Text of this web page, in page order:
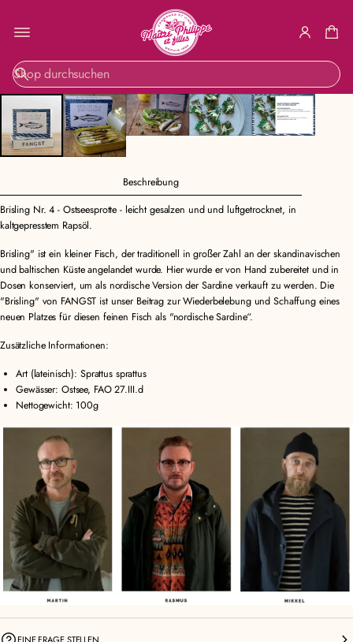
S
u
c
h
e
ZUR
PRODUKTINF
ORMATION
SPRINGEN
Beschreibung
Brisling Nr. 4 - Ostseesprotte - leicht gesalzen und und luftgetrocknet, in
kaltgepresstem Rapsöl.
Brisling" ist ein kleiner Fisch, der traditionell in großer Zahl an der skandinavischen
und baltischen Küste angelandet wurde. Hier wurde er von Hand zubereitet und in
Dosen konserviert, um als nordische Version der Sardine verkauft zu werden. Die
"Brisling" von FANGST ist unser Beitrag zur Wiederbelebung und Schaffung eines
neuen Platzes für diesen feinen Fisch als "nordische Sardine“.
Zusätzliche Informationen:
Art (lateinisch): Sprattus sprattus
Gewässer: Ostsee, FAO 27.III.d
Nettogewicht: 100g
EINE FRAGE STELLEN